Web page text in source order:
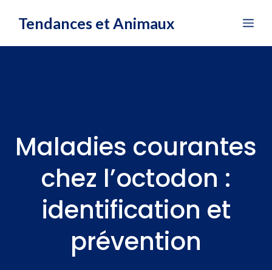
Tendances et Animaux
Maladies courantes
chez l’octodon :
identification et
prévention